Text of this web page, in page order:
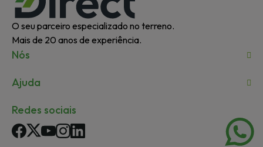
O seu parceiro especializado no terreno.
Mais de 20 anos de experiência.
Nós
Ajuda
Redes sociais
Facebook
TwitterYouTubeInstagram